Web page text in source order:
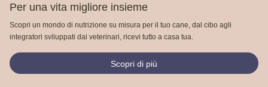
Per una vita migliore insieme
Scopri un mondo di nutrizione su misura per il tuo cane, dal cibo agli
integratori sviluppati dai veterinari, ricevi tutto a casa tua.
Scopri di più